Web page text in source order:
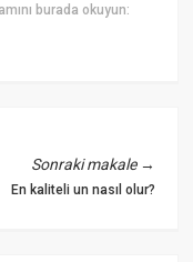
burada okuyun:
Sonraki makale→
En kaliteli un nasıl olur?